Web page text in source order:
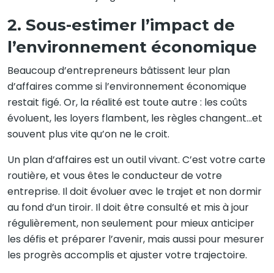
2. Sous-estimer l’impact de
l’environnement économique
Beaucoup d’entrepreneurs bâtissent leur plan
d’affaires comme si l’environnement économique
restait figé. Or, la réalité est toute autre : les coûts
évoluent, les loyers flambent, les règles changent…et
souvent plus vite qu’on ne le croit.
Un plan d’affaires est un outil vivant. C’est votre carte
routière, et vous êtes le conducteur de votre
entreprise. Il doit évoluer avec le trajet et non dormir
au fond d’un tiroir. Il doit être consulté et mis à jour
régulièrement, non seulement pour mieux anticiper
les défis et préparer l’avenir, mais aussi pour mesurer
les progrès accomplis et ajuster votre trajectoire.